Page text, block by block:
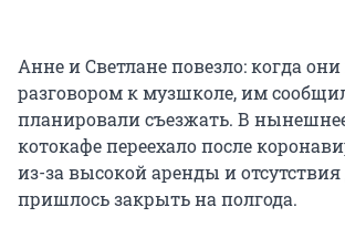
Анне и Светлане повезло: когда
разговором к музшколе, им
планировали съезжать. В
котокафе переехало после
из-за высокой аренды и отсутствия
пришлось закрыть на полгода.